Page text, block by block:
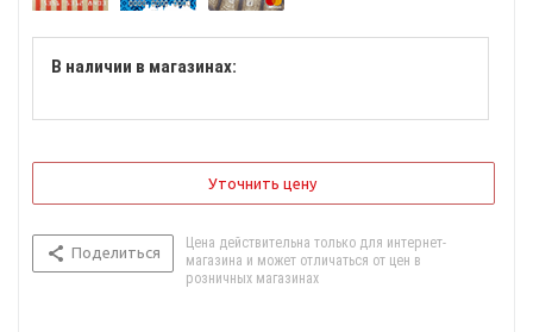
В наличии в магазинах:
Уточнить цену
Поделиться
Цена действительна только для интернет-
магазина и может отличаться от цен в
розничных магазинах